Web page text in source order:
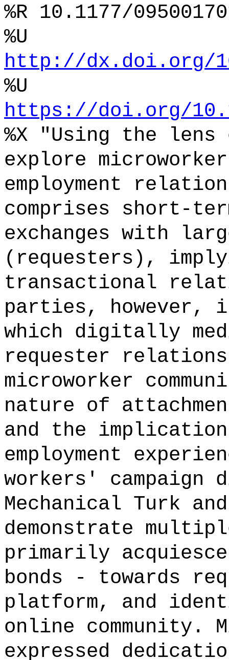
%R 10.1177/
%U
http://dx.doi.org/
%U
https://doi.org/
%X "Using the
explore
employment
comprises short-
exchanges with
(requesters),
transactional
parties, however,
which digitally
requester
microworker
nature of
and the
employment
workers' campaign
Mechanical Turk
demonstrate
primarily
bonds - towards
platform, and
online community.
expressed